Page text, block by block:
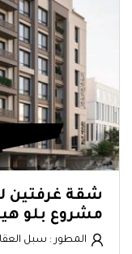
شقة غرفتين
مشروع بلو
المطور : سبل